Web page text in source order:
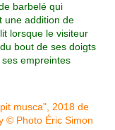
barbelé qui
une addition de
lorsque le visiteur
bout de ses doigts
empreintes